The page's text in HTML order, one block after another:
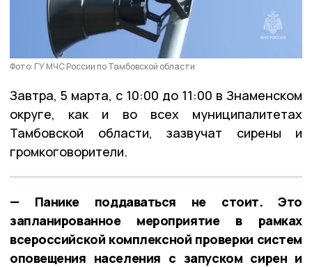
Фото: ГУ МЧС России по Тамбовской области
Завтра, 5 марта, с 10:00 до 11:00 в Знаменском
округе, как и во всех муниципалитетах
Тамбовской области, зазвучат сирены и
громкоговорители.
— Панике поддаваться не стоит. Это
запланированное мероприятие в рамках
всероссийской комплексной проверки систем
оповещения населения с запуском сирен и